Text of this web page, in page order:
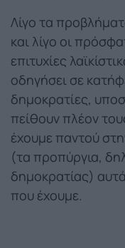
Λίγο τα
και λίγο οι
επιτυχίες
οδηγήσει σε
δημοκρατίες,
πείθουν πλέον
έχουμε παντού
(τα προπύργια,
δημοκρατίας)
που έχουμε.